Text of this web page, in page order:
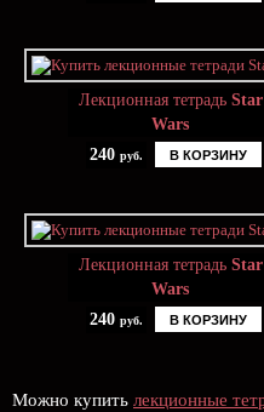
Лекционная тетрадь Star
Wars
240 руб. В КОРЗИНУ
Лекционная тетрадь Star
Wars
240 руб. В КОРЗИНУ
Можно купить лекционные